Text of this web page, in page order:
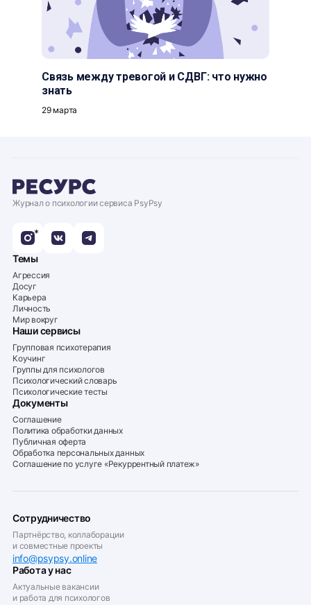
Связь между тревогой и СДВГ: что нужно
знать
29 марта
Журнал о психологии сервиса PsyPsy
*
Темы
Агрессия
Досуг
Карьера
Личность
Мир вокруг
Наши сервисы
Групповая психотерапия
Коучинг
Группы для психологов
Психологический словарь
Психологические тесты
Документы
Соглашение
Политика обработки данных
Публичная оферта
Обработка персональных данных
Соглашение по услуге «Рекуррентный платеж»
Сотрудничество
Партнёрство, коллаборации
и совместные проекты
info@psypsy.online
Работа у нас
Актуальные вакансии
и работа для психологов